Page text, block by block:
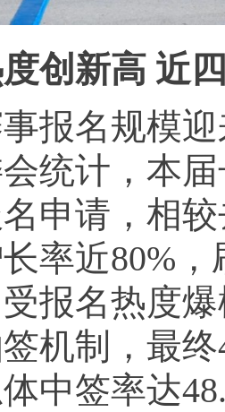
创新高 近
名规模迎
统计，本
申请，相
率近80%
报名热度
机制，最
中签率达